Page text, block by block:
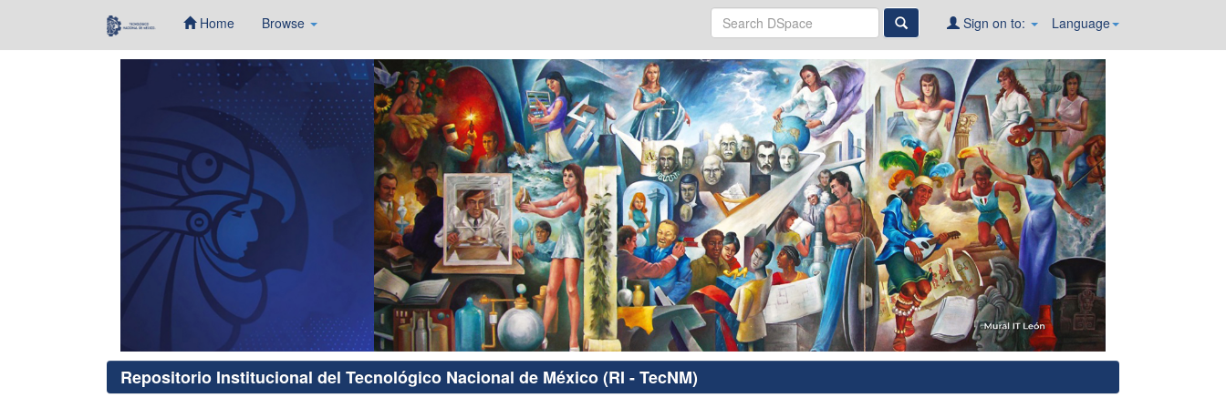
Home Browse Language
Sign on to:
Repositorio Institucional del Tecnológico Nacional de México (RI - TecNM)